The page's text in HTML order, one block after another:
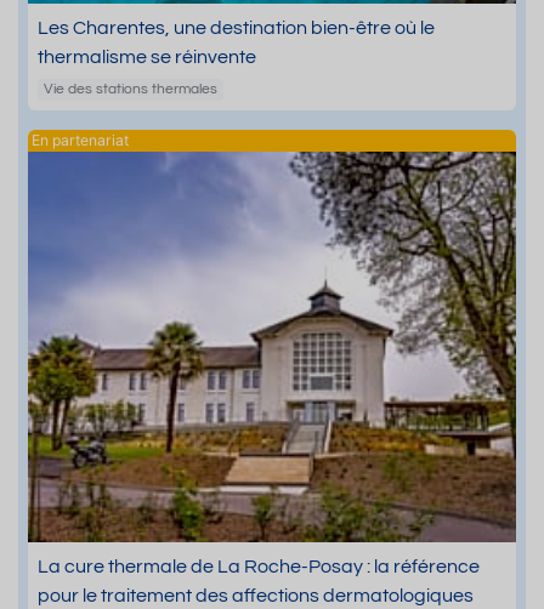
Les Charentes, une destination bien-être où le
thermalisme se réinvente
Vie des stations thermales
La cure thermale de La Roche-Posay : la référence
pour le traitement des affections dermatologiques